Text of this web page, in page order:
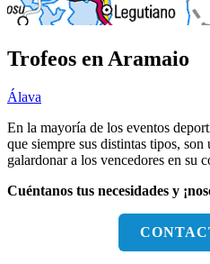
Trofeos en Aramaio
Álava
En la mayoría de los eventos
que siempre sus distintas tipos,
galardonar a los vencedores en su
Cuéntanos tus necesidades y